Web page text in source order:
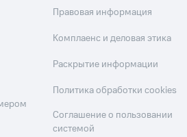
Правовая информация
Комплаенс и деловая этика
Раскрытие информации
Политика обработки cookies
Соглашение о пользовании
системой